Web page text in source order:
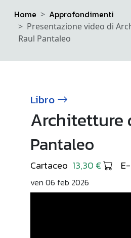
Home Approfondimenti
Presentazione video di
Raul Pantaleo
Libro
Architetture
Pantaleo
Cartaceo 13,30 €
ven 06 feb 2026